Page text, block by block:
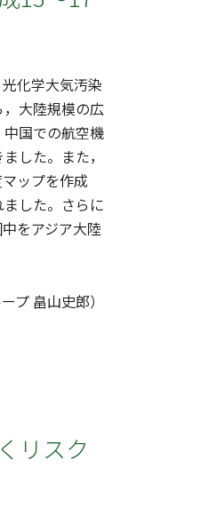
化学大気汚染
大陸規模の広
国での航空機
した。また，
ップを作成
した。さらに
をアジア大陸
プ 畠山史郎）
リスク